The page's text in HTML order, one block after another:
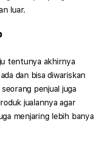
luar.
tentunya akhirnya
dan bisa diwariskan
penjual juga
jualannya agar
menjaring lebih banya